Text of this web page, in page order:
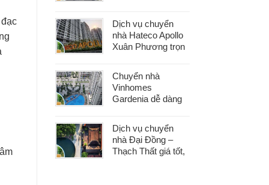
phát sinh
Dịch vụ chuyển
nhà Hateco Apollo
Xuân Phương trọn
Chuyển nhà
Vinhomes
Gardenia dễ dàng
phát sinh chi phí
Dịch vụ chuyển
nhà Đại Đồng –
Thạch Thất giá tốt,